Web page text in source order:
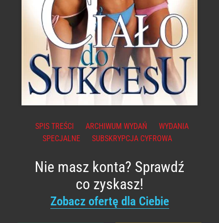
SPIS TREŚCI ARCHIWUM WYDAŃ
WYDANIA
SPECJALNE
SUBSKRYPCJA CYFROWA
Nie masz konta? Sprawdź
co zyskasz!
Zobacz ofertę dla Ciebie